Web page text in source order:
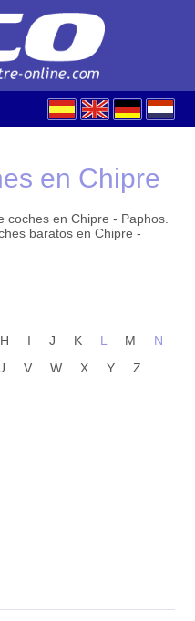
en Chipre
coches en Chipre - Paphos.
baratos en Chipre -
H I J K L M
N
V W X Y Z